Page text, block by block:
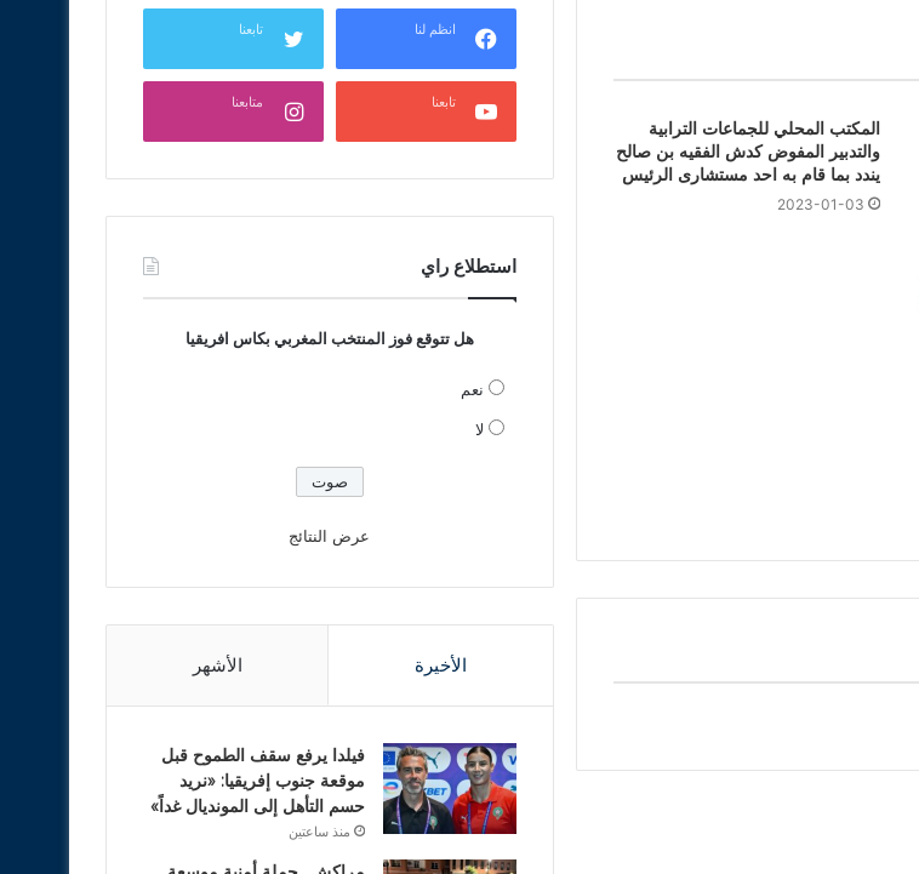
المكتب المحلي للجماعات الترابية
والتدبير المفوض كدش الفقيه بن صالح
يندد بما قام به احد مستشارى الرئيس
2023-01-03
انظم لنا تابعنا
تابعنا متابعنا
استطلاع راي
هل تتوقع فوز المنتخب المغربي بكاس افريقيا
نعم
لا
عرض النتائج
الأخيرة الأشهر
فيلدا يرفع سقف الطموح قبل
موقعة جنوب إفريقيا: «نريد
حسم التأهل إلى المونديال غداً»
منذ ساعتين